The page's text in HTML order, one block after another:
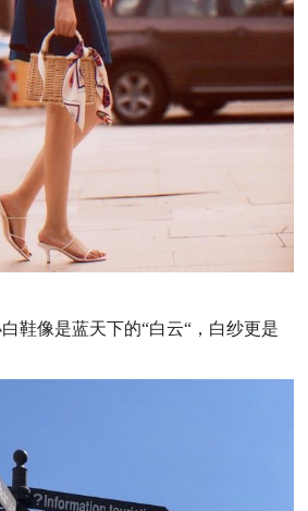
白鞋像是蓝天下的“白云“，白纱更是